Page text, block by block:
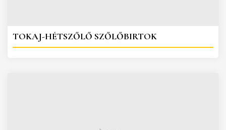
TOKAJ-HÉTSZŐLŐ SZŐLŐBIRTOK